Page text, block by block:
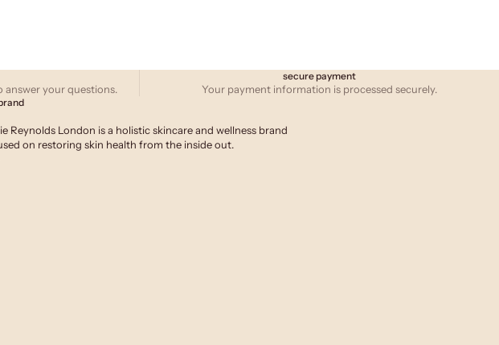
answer your questions.
secure payment
Your payment information is processed securely.
Reynolds London is a holistic skincare and wellness brand
on restoring skin health from the inside out.